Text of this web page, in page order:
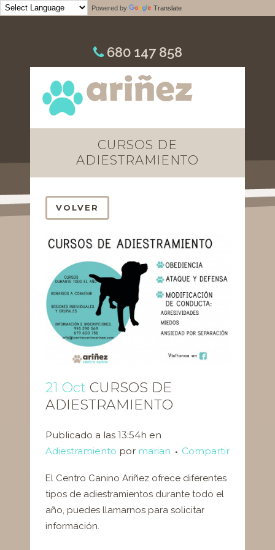
Powered by Translate
680 147 858
CURSOS DE
ADIESTRAMIENTO
VOLVER
21 Oct CURSOS DE
ADIESTRAMIENTO
Publicado a las 13:54h en
Adiestramiento por marian Compartir
El Centro Canino Ariñez ofrece diferentes
tipos de adiestramientos durante todo el
año, puedes llamarnos para solicitar
información.